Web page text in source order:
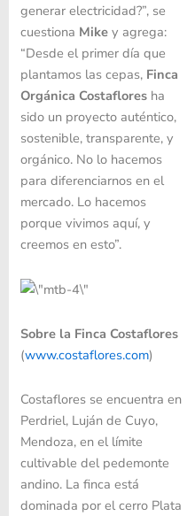
generar electricidad?”, se
cuestiona Mikey agrega:
“Desde el primer día que
plantamos las cepas, Finca
Orgánica Costafloresha
sido un proyecto auténtico,
sostenible, transparente, y
orgánico. No lo hacemos
para diferenciarnos en el
mercado. Lo hacemos
porque vivimos aquí, y
creemos en esto”.
Sobre la Finca Costaflores
(www.costaflores.com)
Costaflores se encuentra en
Perdriel, Luján de Cuyo,
Mendoza, en el límite
cultivable del pedemonte
andino. La finca está
dominada por el cerro Plata